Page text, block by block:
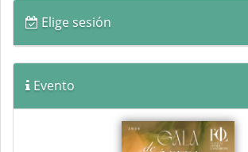
Elige sesión
Evento